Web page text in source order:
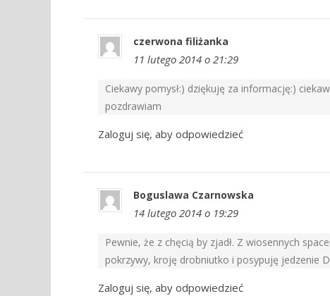
czerwona filiżanka
11 lutego 2014 o 21:29
Ciekawy pomysł:) dziękuję za informację:)
pozdrawiam
Zaloguj się, aby odpowiedzieć
Boguslawa Czarnowska
14 lutego 2014 o 19:29
Pewnie, że z chęcią by zjadł. Z wiosennych
pokrzywy, kroję drobniutko i posypuję jedzenie
Zaloguj się, aby odpowiedzieć